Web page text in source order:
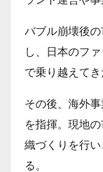
バブル崩壊後
し、日本のフ
で乗り越えてき
その後、海外
を指揮。現地
織づくりを行
る。